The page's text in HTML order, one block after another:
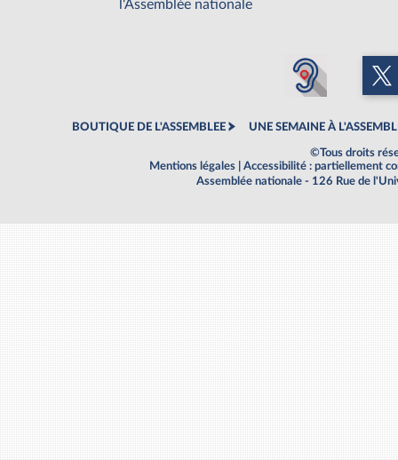
l'Assemblée nationale
BOUTIQUE DE L'ASSEMBLEE UNE SEMAINE À
©Tous droits
Mentions légales
Accessibilité : partiellement
Assemblée nationale - 126 Rue de